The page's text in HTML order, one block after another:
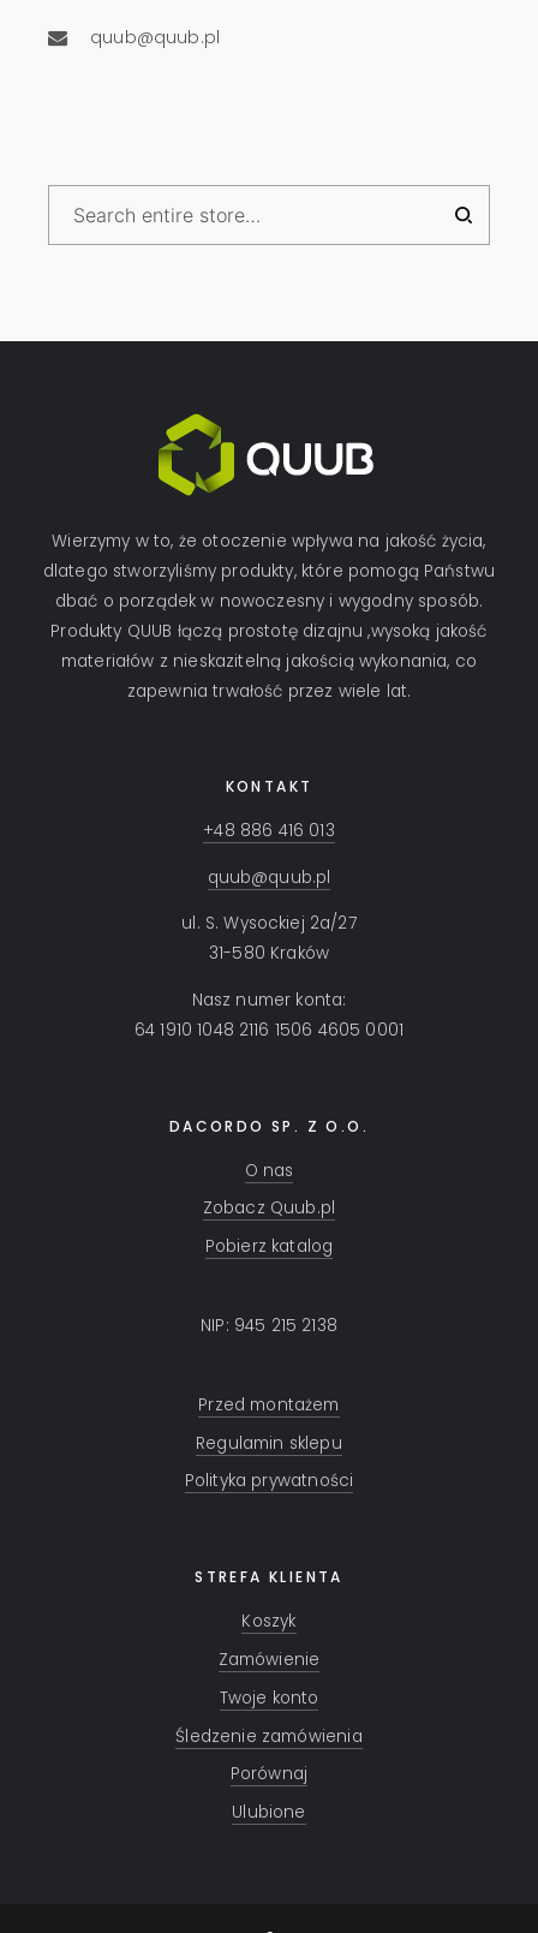
quub@quub.pl
Wierzymy w to, że otoczenie wpływa na jakość życia,
dlatego stworzyliśmy produkty, które pomogą Państwu
dbać o porządek w nowoczesny i wygodny sposób.
Produkty QUUB łączą prostotę dizajnu ,wysoką jakość
materiałów z nieskazitelną jakością wykonania, co
zapewnia trwałość przez wiele lat.
KONTAKT
+48 886 416 013
quub@quub.pl
ul. S. Wysockiej 2a/27
31-580 Kraków
Nasz numer konta:
64 1910 1048 2116 1506 4605 0001
DACORDO SP. Z O.O.
O nas
Zobacz Quub.pl
Pobierz katalog
NIP: 945 215 2138
Przed montażem
Regulamin sklepu
Polityka prywatności
STREFA KLIENTA
Koszyk
Zamówienie
Twoje konto
Śledzenie zamówienia
Porównaj
Ulubione